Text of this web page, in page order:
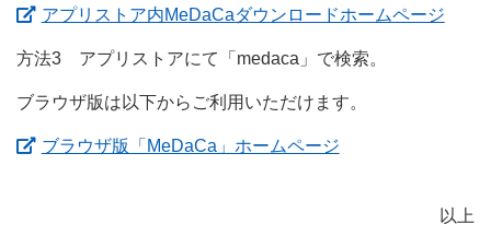
アプリストア内MeDaCaダウンロードホームページ（新
方法3 アプリストアにて「medaca」で検索。
ブラウザ版は以下からご利用いただけます。
ブラウザ版「MeDaCa」ホームページ（新しいウィンド
以上